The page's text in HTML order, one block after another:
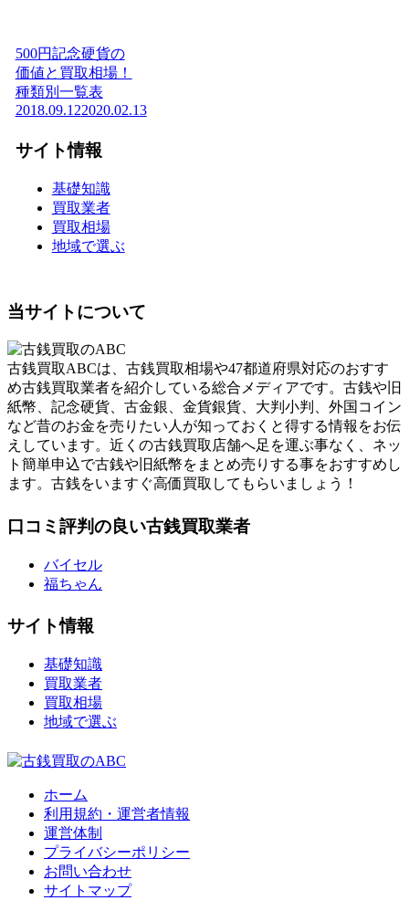
500円記念硬貨の
価値と買取相場！
種類別一覧表
2018.09.122020.02.13
サイト情報
基礎知識
買取業者
買取相場
地域で選ぶ
当サイトについて
古銭買取ABCは、古銭買取相場や47都道府県対応のおすす
め古銭買取業者を紹介している総合メディアです。古銭や旧
紙幣、記念硬貨、古金銀、金貨銀貨、大判小判、外国コイン
など昔のお金を売りたい人が知っておくと得する情報をお伝
えしています。近くの古銭買取店舗へ足を運ぶ事なく、ネッ
ト簡単申込で古銭や旧紙幣をまとめ売りする事をおすすめし
ます。古銭をいますぐ高価買取してもらいましょう！
口コミ評判の良い古銭買取業者
バイセル
福ちゃん
サイト情報
基礎知識
買取業者
買取相場
地域で選ぶ
ホーム
利用規約・運営者情報
運営体制
プライバシーポリシー
お問い合わせ
サイトマップ